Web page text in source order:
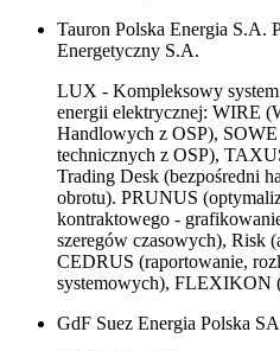
Tauron Polska Energia S.A.
Energetyczny S.A.
LUX - Kompleksowy
energii elektrycznej: WIRE
Handlowych z OSP),
technicznych z OSP),
Trading Desk (bezpośredni
obrotu). PRUNUS
kontraktowego -
szeregów czasowych), Risk
CEDRUS (raportowanie,
systemowych), FLEXIKON
GdF Suez Energia Polska SA